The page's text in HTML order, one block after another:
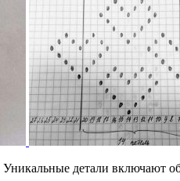
детали включают